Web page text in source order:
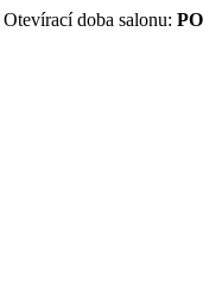
Otevírací doba salonu: PO